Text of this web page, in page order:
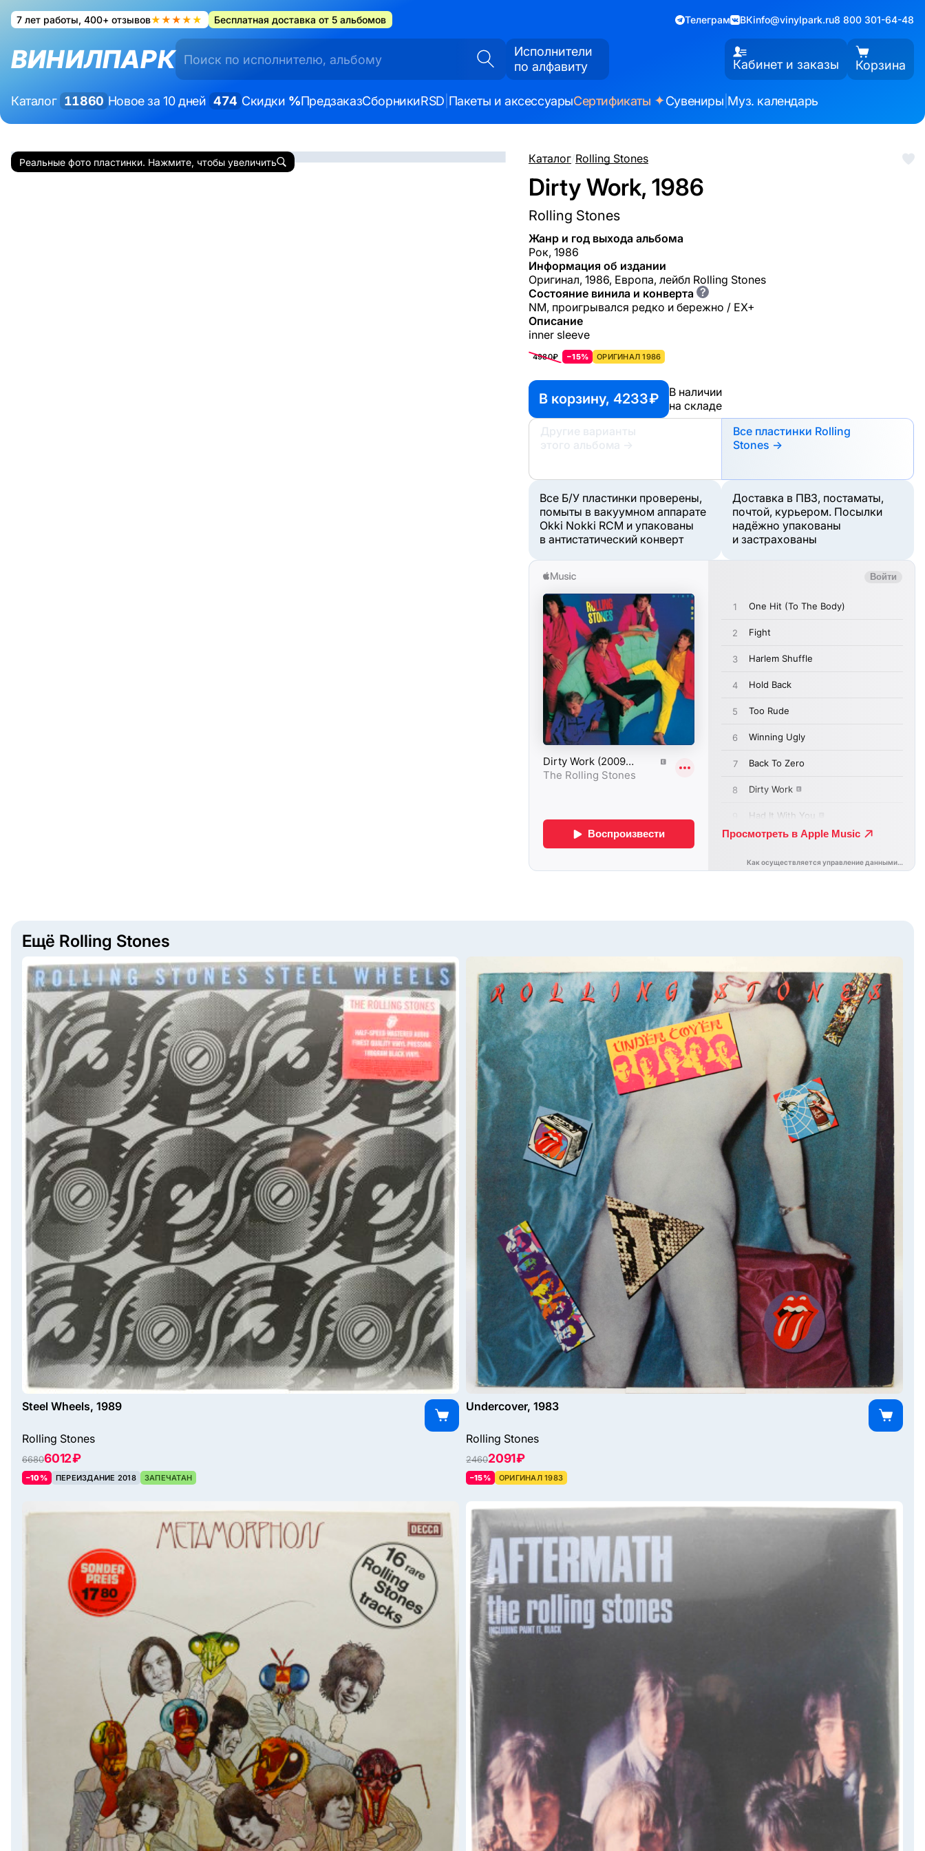
7 лет работы, 400+ отзывов★★★★★ Бесплатная доставка от 5 альбомов Телеграм ВКinfo@vinylpark.ru8 800 301-64-48
ВИНИЛПАРК
Исполнители
по алфавиту
Кабинет и заказы Корзина
Каталог 11860 Новое за 10 дней 474 Скидки %ПредзаказСборникиRSD Пакеты и аксессуарыСертификаты ✦Сувениры Муз. календарь
Каталог/Rolling Stones
Dirty Work, 1986
Rolling Stones
Жанр и год выхода альбома
Рок, 1986
Информация об издании
Оригинал, 1986, Европа, лейбл Rolling Stones
Состояние винила и конверта ?
NM, проигрывался редко и бережно / EX+
Описание
inner sleeve
4980₽ −15% ОРИГИНАЛ 1986
В корзину, 4233 ₽
В наличии
на складе
Другие варианты
этого альбома
→
Все пластинки Rolling
Stones →
Все Б/У пластинки проверены,
помыты в вакуумном аппарате
Okki Nokki RCM и упакованы
в антистатический конверт
Доставка в ПВЗ, постаматы,
почтой, курьером. Посылки
надёжно упакованы
и застрахованы
Реальные фото пластинки. Нажмите, чтобы увеличить
Ещё Rolling Stones
Steel Wheels, 1989
Rolling Stones
66806012 ₽
–10% ПЕРЕИЗДАНИЕ 2018 ЗАПЕЧАТАН
Undercover, 1983
Rolling Stones
24602091 ₽
–15% ОРИГИНАЛ 1983